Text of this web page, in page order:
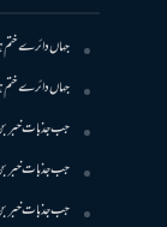
جہاں دائرے ختم
جہاں دائرے ختم
جب جذبات خبر
جب جذبات خبر
جب جذبات خبر